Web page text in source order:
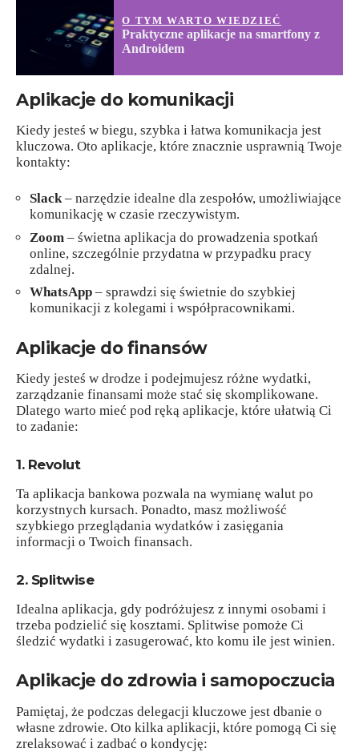
O TYM WARTO WIEDZIEĆ
Praktyczne aplikacje na smartfony z
Androidem
Aplikacje do komunikacji
Kiedy jesteś w biegu, szybka i łatwa komunikacja jest
kluczowa. Oto aplikacje, które znacznie usprawnią Twoje
kontakty:
Slack– narzędzie idealne dla zespołów, umożliwiające
komunikację w czasie rzeczywistym.
Zoom – świetna aplikacja do prowadzenia spotkań
online, szczególnie przydatna w przypadku pracy
zdalnej.
WhatsApp – sprawdzi się świetnie do szybkiej
komunikacji z kolegami i współpracownikami.
Aplikacje do finansów
Kiedy jesteś w drodze i podejmujesz różne wydatki,
zarządzanie finansami może stać się skomplikowane.
Dlatego warto mieć pod ręką aplikacje, które ułatwią Ci
to zadanie:
1. Revolut
Ta aplikacja bankowa pozwala na wymianę walut po
korzystnych kursach. Ponadto, masz możliwość
szybkiego przeglądania wydatków i zasięgania
informacji o Twoich finansach.
2. Splitwise
Idealna aplikacja, gdy podróżujesz z innymi osobami i
trzeba podzielić się kosztami. Splitwise pomoże Ci
śledzić wydatki i zasugerować, kto komu ile jest winien.
Aplikacje do zdrowia i samopoczucia
Pamiętaj, że podczas delegacji kluczowe jest dbanie o
własne zdrowie. Oto kilka aplikacji, które pomogą Ci się
zrelaksować i zadbać o kondycję: